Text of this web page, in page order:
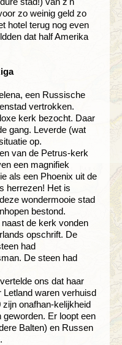
zo weinig geld zo
hotel terug nog even
dat half Amerika
een Russische
vertrokken.
kerk bezocht. Daar
gang. Leverde (wat
op.
van de Petrus-kerk
een magnifiek
als een Phoenix uit de
herrezen! Het is
wondermooie stad
bestond.
de kerk vonden
opschrift. De
had
De steen had
ons dat haar
Letland waren verhuisd
onafhan-kelijkheid
Er loopt een
Balten) en Russen